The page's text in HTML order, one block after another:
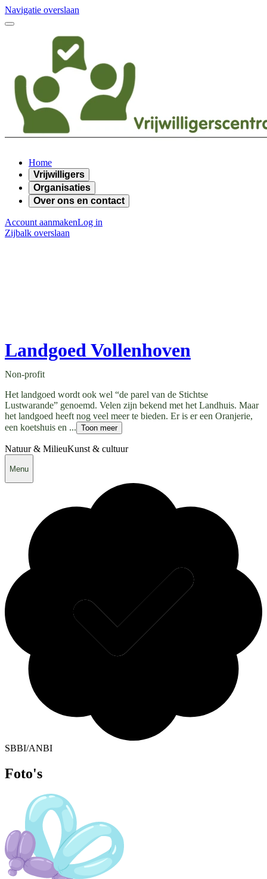
Navigatie overslaan
Home
Vrijwilligers
Organisaties
Over ons en contact
Account aanmakenLog in
Zijbalk overslaan
Landgoed Vollenhoven
Non-profit
Het landgoed wordt ook wel “de parel van de Stichtse
Lustwarande” genoemd. Velen zijn bekend met het Landhuis. Maar
het landgoed heeft nog veel meer te bieden. Er is er een Oranjerie,
een koetshuis en ... Toon meer
Natuur & MilieuKunst & cultuur
Menu
SBBI/ANBI
Foto's